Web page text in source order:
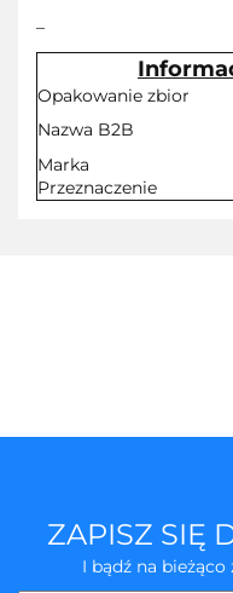
Opakowanie zbior
Nazwa B2B
Marka
Przeznaczenie
ZAPISZ SIĘ
I bądź na